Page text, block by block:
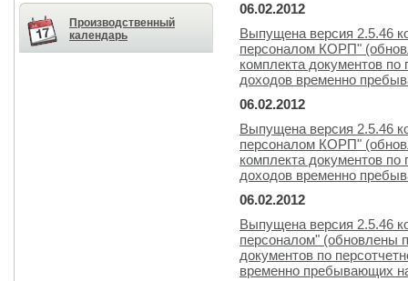
Производственный
календарь
06.02.2012
Выпущена версия 2.5.46
персоналом КОРП"
комплекта документов по
доходов временно
06.02.2012
Выпущена версия 2.5.46
персоналом КОРП"
комплекта документов по
доходов временно
06.02.2012
Выпущена версия 2.5.46
персоналом" (обновлены
документов по
временно пребывающих